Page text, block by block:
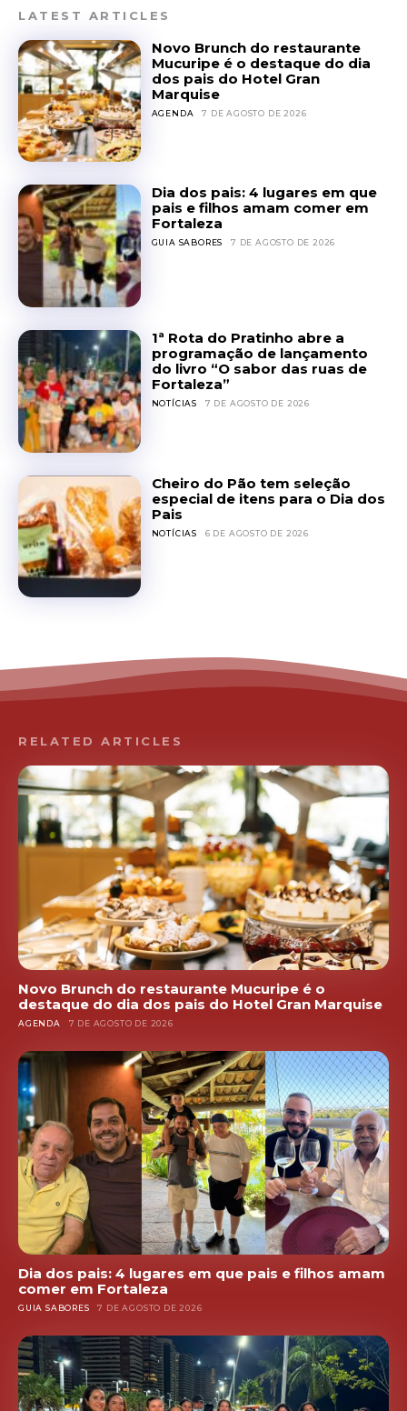
LATEST ARTICLES
Novo Brunch do restaurante
Mucuripe é o destaque do dia
dos pais do Hotel Gran
Marquise
AGENDA 7 DE AGOSTO DE 2026
Dia dos pais: 4 lugares em que
pais e filhos amam comer em
Fortaleza
GUIA SABORES 7 DE AGOSTO DE 2026
1ª Rota do Pratinho abre a
programação de lançamento
do livro “O sabor das ruas de
Fortaleza”
NOTÍCIAS 7 DE AGOSTO DE 2026
Cheiro do Pão tem seleção
especial de itens para o Dia dos
Pais
NOTÍCIAS 6 DE AGOSTO DE 2026
RELATED ARTICLES
Novo Brunch do restaurante Mucuripe é o
destaque do dia dos pais do Hotel Gran Marquise
AGENDA 7 DE AGOSTO DE 2026
Dia dos pais: 4 lugares em que pais e filhos amam
comer em Fortaleza
GUIA SABORES 7 DE AGOSTO DE 2026